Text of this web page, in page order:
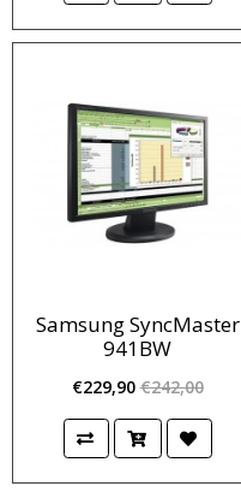
Samsung SyncMaster
941BW
€229,90 €242,00